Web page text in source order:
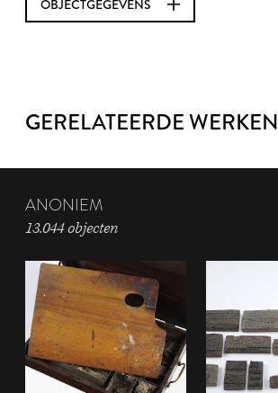
OBJECTGEGEVENS
GERELATEERDE WERKEN
ANONIEM
13.044 objecten